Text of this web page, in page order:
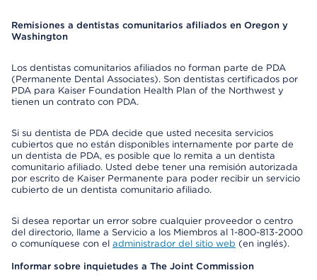
Remisiones a dentistas comunitarios afiliados en Oregon y
Washington
Los dentistas comunitarios afiliados no forman parte de PDA
(Permanente Dental Associates). Son dentistas certificados por
PDA para Kaiser Foundation Health Plan of the Northwest y
tienen un contrato con PDA.
Si su dentista de PDA decide que usted necesita servicios
cubiertos que no están disponibles internamente por parte de
un dentista de PDA, es posible que lo remita a un dentista
comunitario afiliado. Usted debe tener una remisión autorizada
por escrito de Kaiser Permanente para poder recibir un servicio
cubierto de un dentista comunitario afiliado.
Si desea reportar un error sobre cualquier proveedor o centro
del directorio, llame a Servicio a los Miembros al 1-800-813-2000
o comuníquese con el administrador del sitio web (en inglés).
Informar sobre inquietudes a The Joint Commission